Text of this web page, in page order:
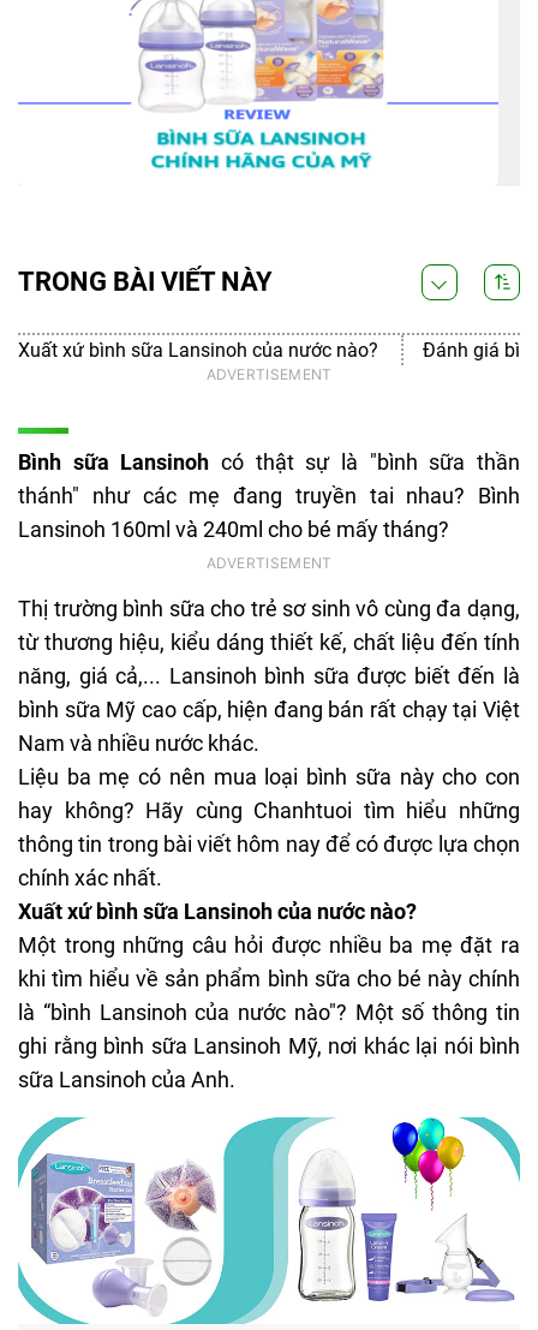
Bình sữa Lansinoh có thật sự là "bình sữa thần
thánh" như các mẹ đang truyền tai nhau? Bình
Lansinoh 160ml và 240ml cho bé mấy tháng?
Thị trường bình sữa cho trẻ sơ sinh vô cùng đa dạng,
từ thương hiệu, kiểu dáng thiết kế, chất liệu đến tính
năng, giá cả,... Lansinoh bình sữa được biết đến là
bình sữa Mỹ cao cấp, hiện đang bán rất chạy tại Việt
Nam và nhiều nước khác.
Liệu ba mẹ có nên mua loại bình sữa này cho con
hay không? Hãy cùng Chanhtuoi tìm hiểu những
thông tin trong bài viết hôm nay để có được lựa chọn
chính xác nhất.
Xuất xứ bình sữa Lansinoh của nước nào?
Một trong những câu hỏi được nhiều ba mẹ đặt ra
khi tìm hiểu về sản phẩm bình sữa cho bé này chính
là “bình Lansinoh của nước nào"? Một số thông tin
ghi rằng bình sữa Lansinoh Mỹ, nơi khác lại nói bình
sữa Lansinoh của Anh.
TRONG BÀI VIẾT NÀY
Xuất xứ bình sữa Lansinoh của nước nào? Đánh giá